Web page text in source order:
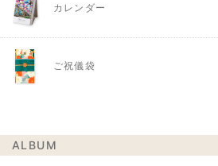
カレンダー
ご祝儀袋
ALBUM